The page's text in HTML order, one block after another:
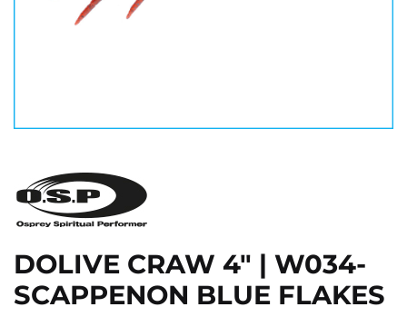
DOLIVE CRAW 4" | W034-
SCAPPENON BLUE FLAKES